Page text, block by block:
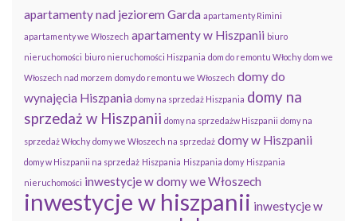
apartamenty nad jeziorem Garda apartamenty Rimini
apartamenty we Włoszech apartamenty w Hiszpanii biuro
nieruchomości biuro nieruchomości Hiszpania dom do remontu Włochy dom we
Włoszech nad morzem domy do remontu we Włoszech domy do
wynajęcia Hiszpania domy na sprzedaż Hiszpania domy na
sprzedaż w Hiszpanii domy na sprzedażw Hiszpanii domy na
sprzedaż Włochy domy we Włoszech na sprzedaż domy w Hiszpanii
domy w Hiszpanii na sprzedaż Hiszpania Hiszpania domy Hiszpania
nieruchomości inwestycje w domy we Włoszech
inwestycje w hiszpanii inwestycje w